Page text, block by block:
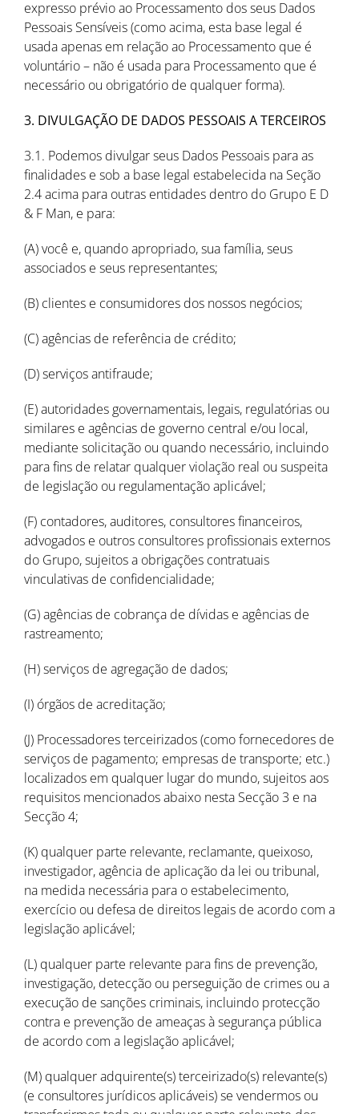
expresso prévio ao Processamento dos seus Dados
Pessoais Sensíveis (como acima, esta base legal é
usada apenas em relação ao Processamento que é
voluntário – não é usada para Processamento que é
necessário ou obrigatório de qualquer forma).
3. DIVULGAÇÃO DE DADOS PESSOAIS A TERCEIROS
3.1. Podemos divulgar seus Dados Pessoais para as
finalidades e sob a base legal estabelecida na Seção
2.4 acima para outras entidades dentro do Grupo E D
& F Man, e para:
(A) você e, quando apropriado, sua família, seus
associados e seus representantes;
(B) clientes e consumidores dos nossos negócios;
(C) agências de referência de crédito;
(D) serviços antifraude;
(E) autoridades governamentais, legais, regulatórias ou
similares e agências de governo central e/ou local,
mediante solicitação ou quando necessário, incluindo
para fins de relatar qualquer violação real ou suspeita
de legislação ou regulamentação aplicável;
(F) contadores, auditores, consultores financeiros,
advogados e outros consultores profissionais externos
do Grupo, sujeitos a obrigações contratuais
vinculativas de confidencialidade;
(G) agências de cobrança de dívidas e agências de
rastreamento;
(H) serviços de agregação de dados;
(I) órgãos de acreditação;
(J) Processadores terceirizados (como fornecedores de
serviços de pagamento; empresas de transporte; etc.)
localizados em qualquer lugar do mundo, sujeitos aos
requisitos mencionados abaixo nesta Secção 3 e na
Secção 4;
(K) qualquer parte relevante, reclamante, queixoso,
investigador, agência de aplicação da lei ou tribunal,
na medida necessária para o estabelecimento,
exercício ou defesa de direitos legais de acordo com a
legislação aplicável;
(L) qualquer parte relevante para fins de prevenção,
investigação, detecção ou perseguição de crimes ou a
execução de sanções criminais, incluindo protecção
contra e prevenção de ameaças à segurança pública
de acordo com a legislação aplicável;
(M) qualquer adquirente(s) terceirizado(s) relevante(s)
(e consultores jurídicos aplicáveis) se vendermos ou